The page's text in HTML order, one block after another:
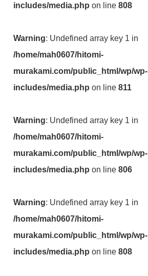
includes/media.php on line808
Warning: Undefined array key 1 in
/home/mah0607/hitomi-
murakami.com/public_html/wp/wp-
includes/media.php on line811
Warning: Undefined array key 1 in
/home/mah0607/hitomi-
murakami.com/public_html/wp/wp-
includes/media.php on line806
Warning: Undefined array key 1 in
/home/mah0607/hitomi-
murakami.com/public_html/wp/wp-
includes/media.php on line808